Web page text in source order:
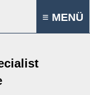
≡ MENÜ